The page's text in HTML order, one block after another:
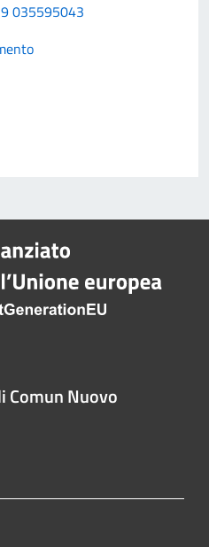
035595043
Comun Nuovo